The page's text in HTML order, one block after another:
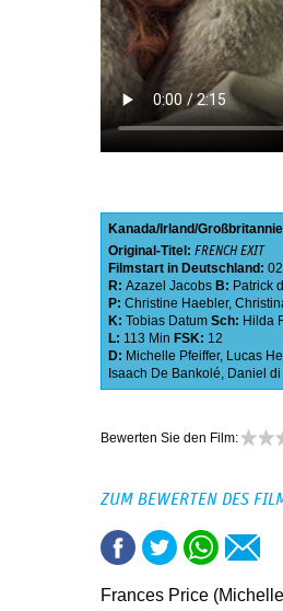
Kanada Irland
Original-Titel: FRENCH EXIT
Filmstart in Deutschland:
R: Azazel Jacobs B: Patrick
P: Christine Haebler,
K: Tobias Datum Sch: Hilda
L: 113 Min FSK: 12
D: Michelle Pfeiffer, Lucas
Isaach De Bankolé, Daniel
Bewerten Sie den Film:
ZUM BEWERTEN DES
Frances Price